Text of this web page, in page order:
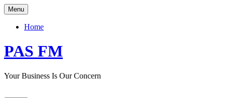
Skip
to
content
Menu
Home
PAS FM
Your Business Is Our Concern